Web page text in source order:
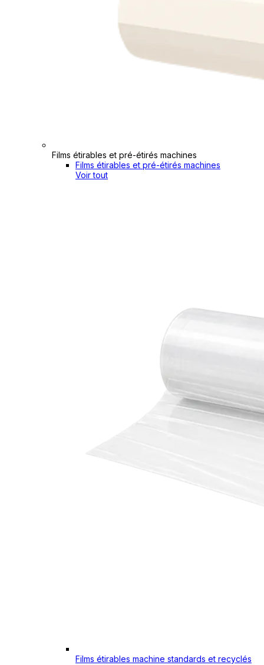
Films étirables et pré-étirés machines
Films étirables et pré-étirés machines
Voir tout
Films étirables machine standards et recyclés